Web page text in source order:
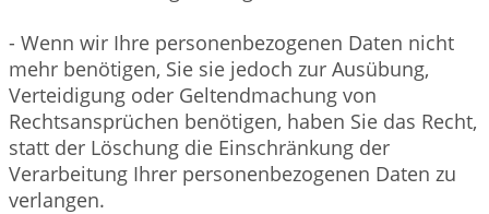
- Wenn wir Ihre personenbezogenen Daten nicht
mehr benötigen, Sie sie jedoch zur Ausübung,
Verteidigung oder Geltendmachung von
Rechtsansprüchen benötigen, haben Sie das Recht,
statt der Löschung die Einschränkung der
Verarbeitung Ihrer personenbezogenen Daten zu
verlangen.